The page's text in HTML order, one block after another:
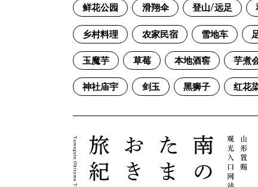
鲜花公园 滑翔伞 登山/远足
乡村料理 农家民宿 雪地车
玉魔芋 草莓 本地酒窖 芋煮
神社庙宇 剑玉 黑狮子 红花